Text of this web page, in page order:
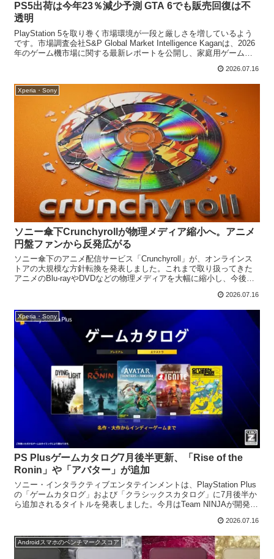
PS5出荷は今年23％減少予測 GTA 6でも販売回復は不
透明
PlayStation 5を取り巻く市場環境が一段と厳しさを増しているよう
です。市場調査会社S&P Global Market Intelligence Kaganは、2026
年のゲーム機市場に関する最新レポートを公開し、家庭用ゲーム機
2026.07.16
Xperia・Sony
ソニー傘下Crunchyrollが物理メディア縮小へ。アニメ
円盤ファンから反発広がる
ソニー傘下のアニメ配信サービス「Crunchyroll」が、オンラインス
トアの大規模な方針転換を発表しました。これまで取り扱ってきた
アニメのBlu-rayやDVDなどの物理メディアを大幅に縮小し、今後は
2026.07.16
Xperia・Sony
PS Plusゲームカタログ7月後半更新、「Rise of the
Ronin」や「アバター」が追加
ソニー・インタラクティブエンタテインメントは、PlayStation Plus
の「ゲームカタログ」および「クラシックスカタログ」に7月後半か
ら追加されるタイトルを発表しました。今月はTeam NINJAが開発し
2026.07.16
Androidスマホのベンチマークスコア